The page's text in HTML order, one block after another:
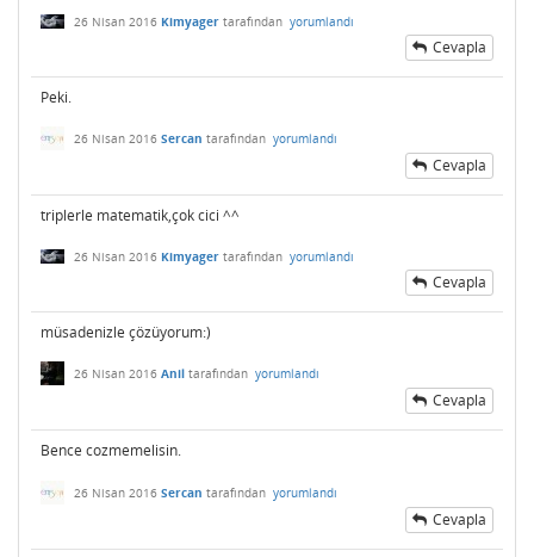
26 Nisan 2016 Kimyager tarafından yorumlandı
Cevapla
Peki.
26 Nisan 2016 Sercan tarafından yorumlandı
Cevapla
triplerle matematik,çok cici ^^
26 Nisan 2016 Kimyager tarafından yorumlandı
Cevapla
müsadenizle çözüyorum:)
26 Nisan 2016 Anil tarafından yorumlandı
Cevapla
Bence cozmemelisin.
26 Nisan 2016 Sercan tarafından yorumlandı
Cevapla